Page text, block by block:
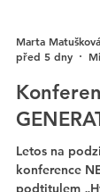
před 5 dny
Letos na